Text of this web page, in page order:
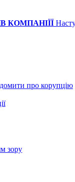
КОМПАНІЇЇ
про корупцію
зору